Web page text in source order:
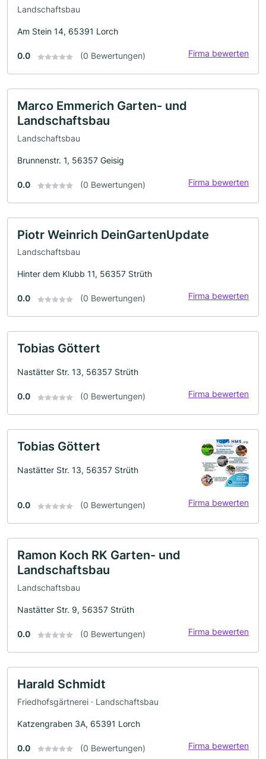
Landschaftsbau
Am Stein 14, 65391 Lorch
0.0 (0 Bewertungen) Firma bewerten
Marco Emmerich Garten- und
Landschaftsbau
Landschaftsbau
Brunnenstr. 1, 56357 Geisig
0.0 (0 Bewertungen) Firma bewerten
Piotr Weinrich DeinGartenUpdate
Landschaftsbau
Hinter dem Klubb 11, 56357 Strüth
0.0 (0 Bewertungen) Firma bewerten
Tobias Göttert
Nastätter Str. 13, 56357 Strüth
0.0 (0 Bewertungen) Firma bewerten
Tobias Göttert
Nastätter Str. 13, 56357 Strüth
0.0 (0 Bewertungen) Firma bewerten
Ramon Koch RK Garten- und
Landschaftsbau
Landschaftsbau
Nastätter Str. 9, 56357 Strüth
0.0 (0 Bewertungen) Firma bewerten
Harald Schmidt
Friedhofsgärtnerei · Landschaftsbau
Katzengraben 3A, 65391 Lorch
0.0 (0 Bewertungen) Firma bewerten